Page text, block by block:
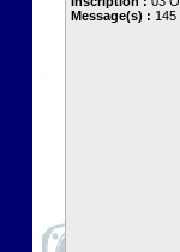
Message(s) : 145